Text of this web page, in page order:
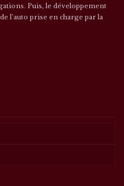
Puis, le développement
l’auto prise en charge par la